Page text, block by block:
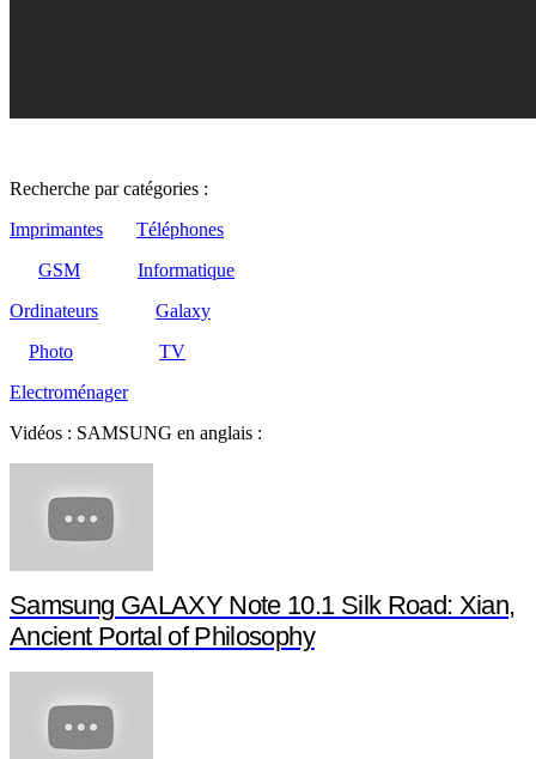
Recherche par catégories :
Imprimantes
Téléphones
GSM
Informatique
Ordinateurs
Galaxy
Photo
TV
Electroménager
Vidéos : SAMSUNG en anglais :
Samsung GALAXY Note 10.1 Silk Road: Xian,
Ancient Portal of Philosophy